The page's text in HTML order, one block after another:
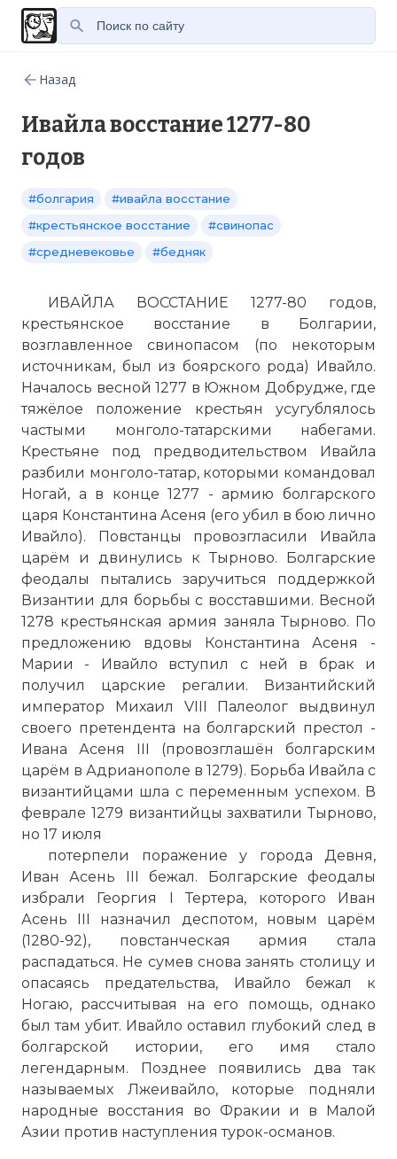
Назад
Ивайла восстание 1277-80
годов
#болгария
#ивайла восстание
#крестьянское восстание
#свинопас
#средневековье
#бедняк
ИВАЙЛА ВОССТАНИЕ 1277-80 годов,
крестьянское восстание в Болгарии,
возглавленное свинопасом (по некоторым
источникам, был из боярского рода) Ивайло.
Началось весной 1277 в Южном Добрудже, где
тяжёлое положение крестьян усугублялось
частыми монголо-татарскими набегами.
Крестьяне под предводительством Ивайла
разбили монголо-татар, которыми командовал
Ногай, а в конце 1277 - армию болгарского
царя Константина Асеня (его убил в бою лично
Ивайло). Повстанцы провозгласили Ивайла
царём и двинулись к Тырново. Болгарские
феодалы пытались заручиться поддержкой
Византии для борьбы с восставшими. Весной
1278 крестьянская армия заняла Тырново. По
предложению вдовы Константина Асеня -
Марии - Ивайло вступил с ней в брак и
получил царские регалии. Византийский
император Михаил VIII Палеолог выдвинул
своего претендента на болгарский престол -
Ивана Асеня III (провозглашён болгарским
царём в Адрианополе в 1279). Борьба Ивайла с
византийцами шла с переменным успехом. В
феврале 1279 византийцы захватили Тырново,
но 17 июля
потерпели поражение у города Девня,
Иван Асень III бежал. Болгарские феодалы
избрали Георгия I Тертера, которого Иван
Асень III назначил деспотом, новым царём
(1280-92), повстанческая армия стала
распадаться. Не сумев снова занять столицу и
опасаясь предательства, Ивайло бежал к
Ногаю, рассчитывая на его помощь, однако
был там убит. Ивайло оставил глубокий след в
болгарской истории, его имя стало
легендарным. Позднее появились два так
называемых Лжеивайло, которые подняли
народные восстания во Фракии и в Малой
Азии против наступления турок-османов.